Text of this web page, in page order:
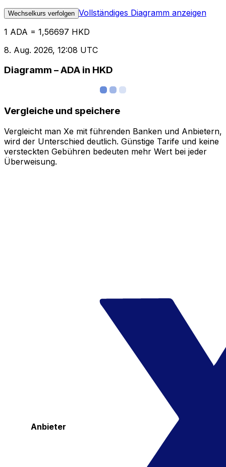
Wechselkurs verfolgen Vollständiges Diagramm anzeigen
1 ADA = 1,56697 HKD
8. Aug. 2026, 12:08 UTC
Diagramm – ADA in HKD
Vergleiche und speichere
Vergleicht man Xe mit führenden Banken und Anbietern,
wird der Unterschied deutlich. Günstige Tarife und keine
versteckten Gebühren bedeuten mehr Wert bei jeder
Überweisung.
Anbieter